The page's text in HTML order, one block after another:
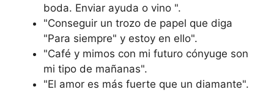
boda. Enviar ayuda o vino ".
"Conseguir un trozo de papel que diga
"Para siempre" y estoy en ello".
"Café y mimos con mi futuro cónyuge son
mi tipo de mañanas".
"El amor es más fuerte que un diamante".